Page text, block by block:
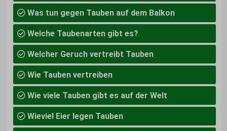
Was tun gegen Tauben auf dem Balkon
Welche Taubenarten gibt es?
Welcher Geruch vertreibt Tauben
Wie Tauben vertreiben
Wie viele Tauben gibt es auf der Welt
Wieviel Eier legen Tauben